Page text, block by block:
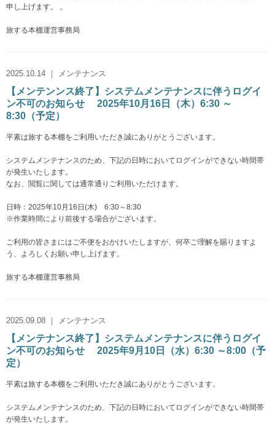
申し上げます。 。
旅する本棚運営事務局
2025.10.14 ｜ メンテナンス
【メンテンンス終了】システムメンテナンスに伴うログイ
ン不可のお知らせ 2025年10月16日（木）6:30 ～
8:30（予定）
平素は旅する本棚をご利用いただき誠にありがとうございます。
システムメンテナンスのため、下記の日時においてログインができない時間帯
が発生いたします。
なお、閲覧に関しては通常通りご利用いただけます。
日時：2025年10月16日(木) 6:30～8:30
※作業時間により前後する場合がございます。
ご利用の皆さまにはご不便をおかけいたしますが、何卒ご理解を賜りますよ
う、よろしくお願い申し上げます。
旅する本棚運営事務局
2025.09.08 ｜ メンテナンス
【メンテナンス終了】システムメンテナンスに伴うログイ
ン不可のお知らせ 2025年9月10日（水）6:30 ～8:00（予
定）
平素は旅する本棚をご利用いただき誠にありがとうございます。
システムメンテナンスのため、下記の日時においてログインができない時間帯
が発生いたします。